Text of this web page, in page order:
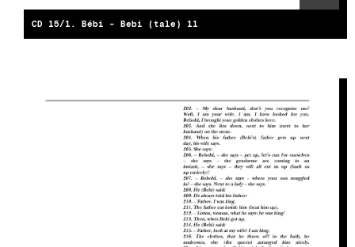
CD 15/1. Bébi - Bebi (tale) 11